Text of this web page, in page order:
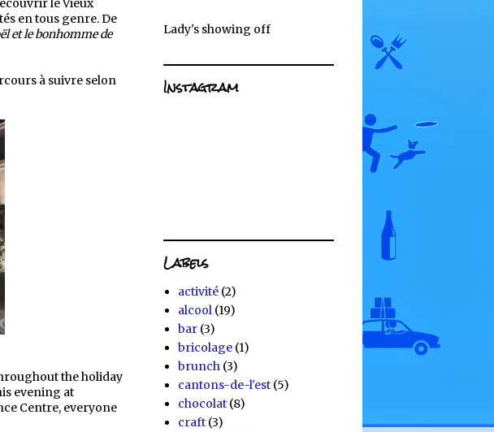
le Vieux
en tous genre. De
et le bonhomme de
à suivre selon
the holiday
evening at
Centre, everyone
Lady's showing off
Instagram
Labels
activité (2)
alcool (19)
bar (3)
bricolage (1)
brunch (3)
cantons-de-l'est (5)
chocolat (8)
craft (3)